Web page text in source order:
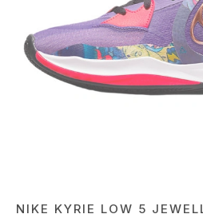
NIKE KYRIE LOW 5